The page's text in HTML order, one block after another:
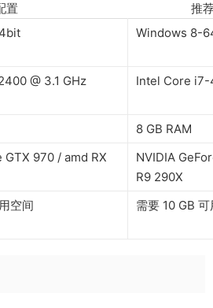
低配置 推荐配
Windows 8-
@ 3.1 GHz Intel Core i7-
8 GB RAM
GTX 970 / amd RX
NVIDIA
R9 290X
空间 需要 10 GB